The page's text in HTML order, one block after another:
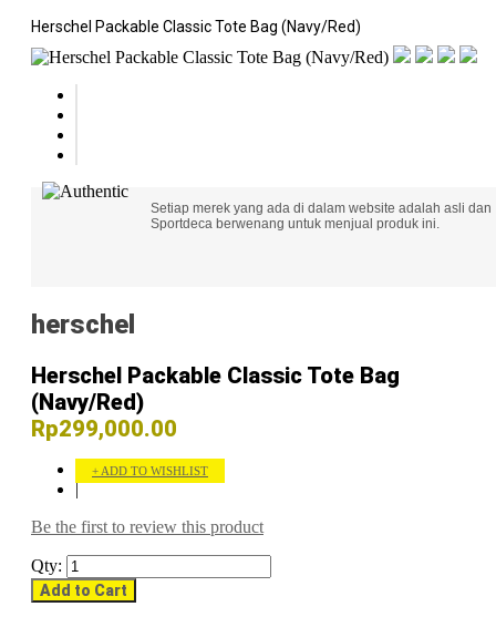
Herschel Packable Classic Tote Bag (Navy/Red)
Setiap merek yang ada di dalam website adalah asli dan
Sportdeca berwenang untuk menjual produk ini.
herschel
Herschel Packable Classic Tote Bag
(Navy/Red)
Rp299,000.00
ADD TO WISHLIST
|
Be the first to review this product
Qty:
Add to Cart